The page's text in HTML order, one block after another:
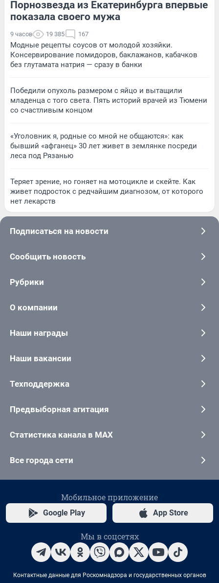
Порнозвезда из Екатеринбурга впервые
показала своего мужа
9 часов 19 385 167
Модные рецепты соусов от молодой хозяйки.
Консервирование помидоров, баклажанов, кабачков
без глутамата натрия — сразу в банки
Победили опухоль размером с яйцо и вытащили
младенца с того света. Пять историй врачей из Тюмени
со счастливым концом
«Уголовник я, родные со мной не общаются»: как
бывший «афганец» 30 лет живет в землянке посреди
леса под Рязанью
Теряет зрение, но гоняет на мотоцикле и скейте. Как
живет подросток с редчайшим диагнозом, от которого
нет лекарств
Подписаться на новости
Сообщить новость
Рубрики
О компании
Наши награды
Наши вакансии
Техподдержка
Предвыборная агитация
Статистика канала в MAX
Все города сети
Мобильное приложение
Google Play App Store
Мы в соцсетях
Контактные данные для Роскомнадзора и государственных органов